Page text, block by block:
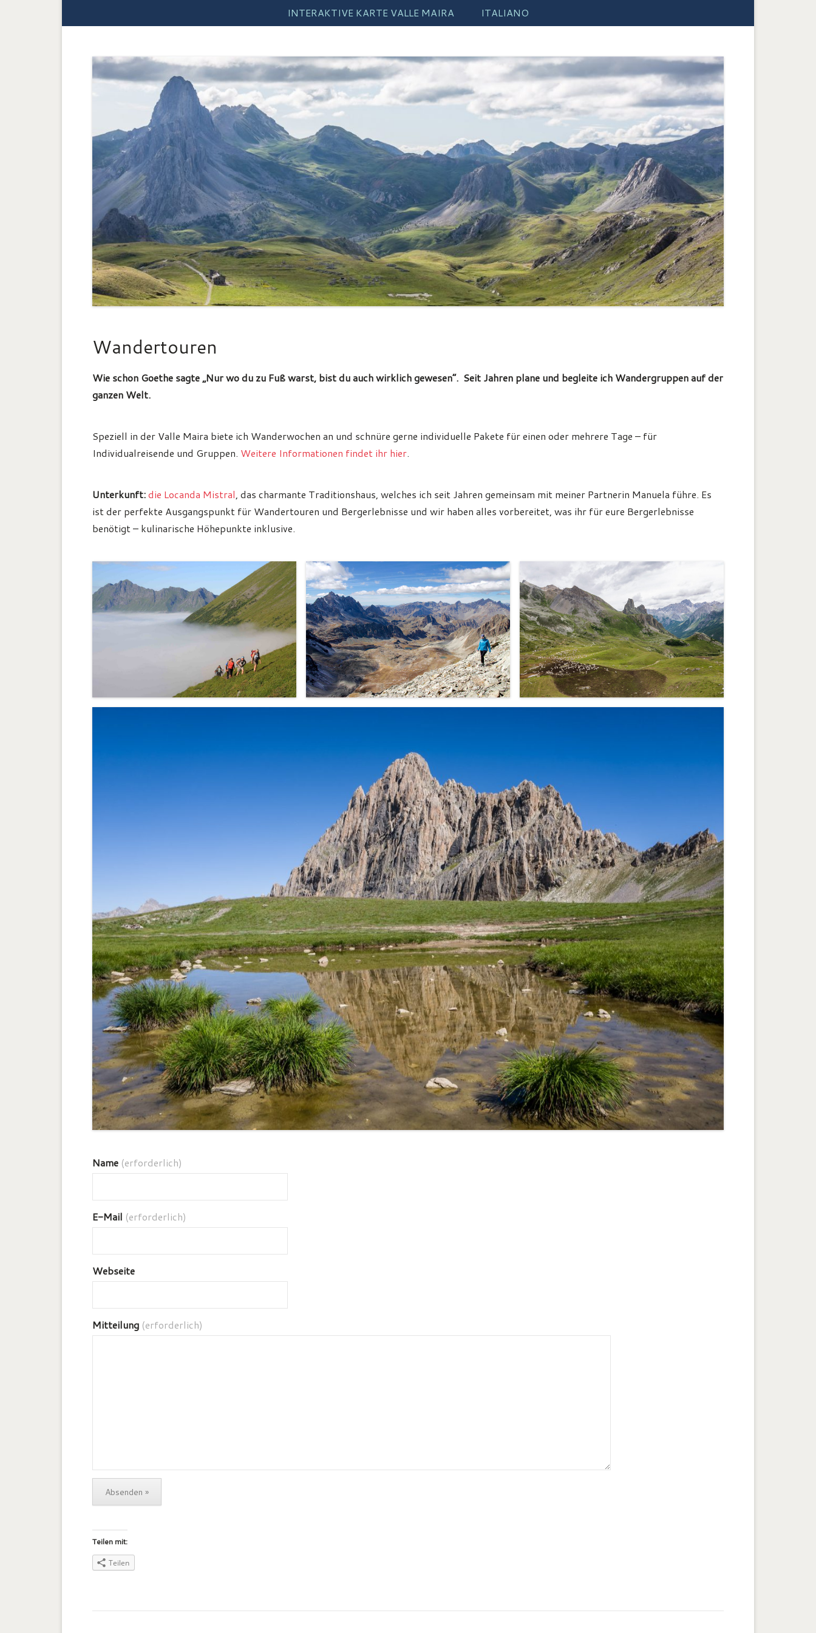
INTERAKTIVE KARTE VALLE MAIRA
ITALIANO
Wandertouren
Wie schon Goethe sagte „Nur wo du zu Fuß warst, bist du auch wirklich gewesen“. Seit Jahren plane und begleite ich Wandergruppen auf der
ganzen Welt.
Speziell in der Valle Maira biete ich Wanderwochen an und schnüre gerne individuelle Pakete für einen oder mehrere Tage – für
Individualreisende und Gruppen. Weitere Informationen findet ihr hier.
Unterkunft:die Locanda Mistral, das charmante Traditionshaus, welches ich seit Jahren gemeinsam mit meiner Partnerin Manuela führe. Es
ist der perfekte Ausgangspunkt für Wandertouren und Bergerlebnisse und wir haben alles vorbereitet, was ihr für eure Bergerlebnisse
benötigt – kulinarische Höhepunkte inklusive.
Name (erforderlich)
E-Mail (erforderlich)
Webseite
Mitteilung (erforderlich)
Teilen mit:
Teilen